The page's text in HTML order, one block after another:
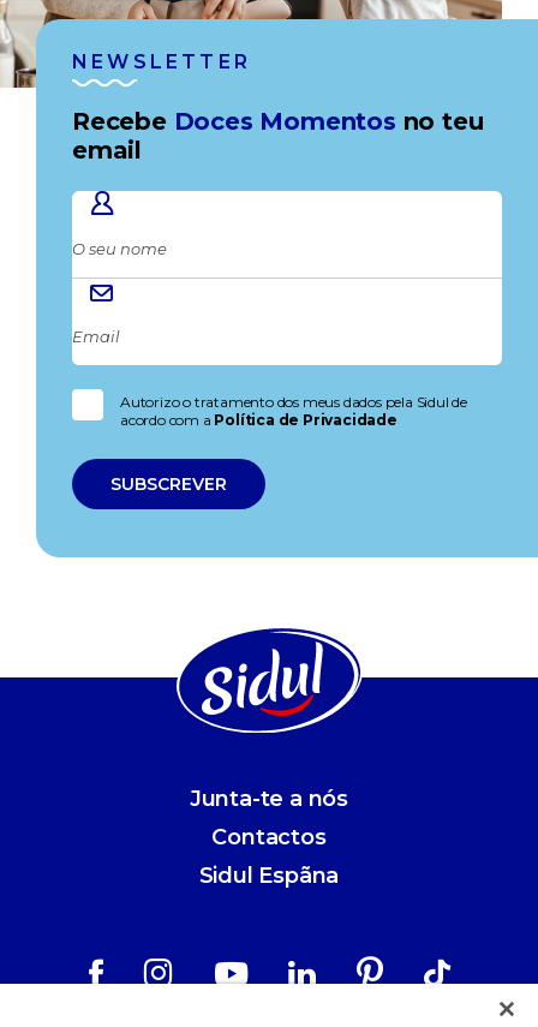
NEWSLETTER
Recebe Doces Momentos no teu
email
Autorizo o tratamento dos meus dados pela Sidul de
acordo com a Política de Privacidade
Junta-te a nós
Contactos
Sidul Espãna